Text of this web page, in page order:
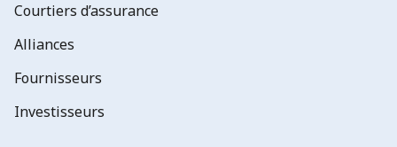
Courtiers d’assurance
Alliances
Fournisseurs
Investisseurs